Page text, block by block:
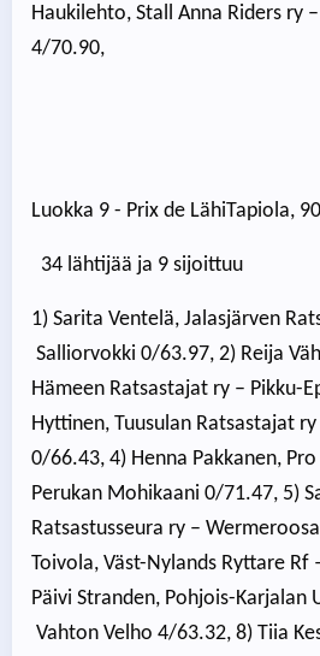
Haukilehto, Stall Anna Riders ry
4/70.90,
Luokka 9 - Prix de LähiTapiola,
34 lähtijää ja 9 sijoittuu
1) Sarita Ventelä, Jalasjärven
Salliorvokki 0/63.97, 2) Reija
Hämeen Ratsastajat ry – Pikku-
Hyttinen, Tuusulan Ratsastajat
0/66.43, 4) Henna Pakkanen,
Perukan Mohikaani 0/71.47, 5)
Ratsastusseura ry –
Toivola, Väst-Nylands Ryttare
Päivi Stranden, Pohjois-Karjalan
Vahton Velho 4/63.32, 8) Tiia